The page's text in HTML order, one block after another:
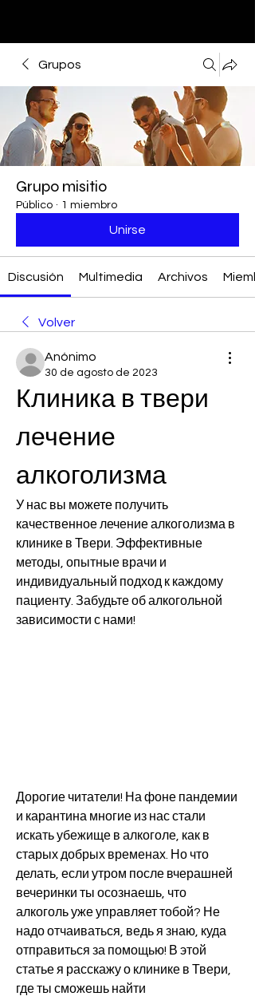
Grupos
Grupo misitio
Público · 1 miembro
Unirse
Discusión Multimedia Archivos
Volver
Anónimo
30 de agosto de 2023
Клиника в твери
лечение
алкоголизма
У нас вы можете получить
качественное лечение алкоголизма в
клинике в Твери. Эффективные
методы, опытные врачи и
индивидуальный подход к каждому
пациенту. Забудьте об алкогольной
зависимости с нами!
Дорогие читатели! На фоне пандемии
и карантина многие из нас стали
искать убежище в алкоголе, как в
старых добрых временах. Но что
делать, если утром после вчерашней
вечеринки ты осознаешь, что
алкоголь уже управляет тобой? Не
надо отчаиваться, ведь я знаю, куда
отправиться за помощью! В этой
статье я расскажу о клинике в Твери,
где ты сможешь найти